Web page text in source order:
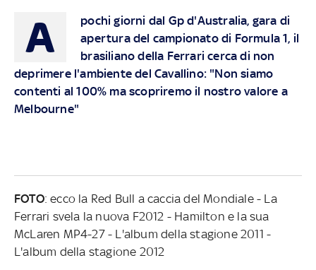
A
pochi giorni dal Gp d'Australia, gara di
apertura del campionato di Formula 1, il
brasiliano della Ferrari cerca di non
deprimere l'ambiente del Cavallino: "Non siamo
contenti al 100% ma scopriremo il nostro valore a
Melbourne"
FOTO: ecco la Red Bull a caccia del Mondiale - La
Ferrari svela la nuova F2012 - Hamilton e la sua
McLaren MP4-27 - L'album della stagione 2011 -
L'album della stagione 2012